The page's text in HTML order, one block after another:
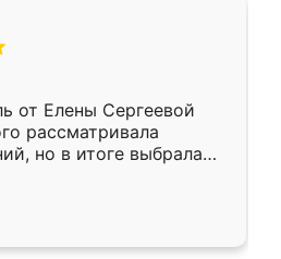
от Елены Сергеевой
рассматривала
но в итоге выбрала
условия, потом
всё спокойно объяснил
в срок, с